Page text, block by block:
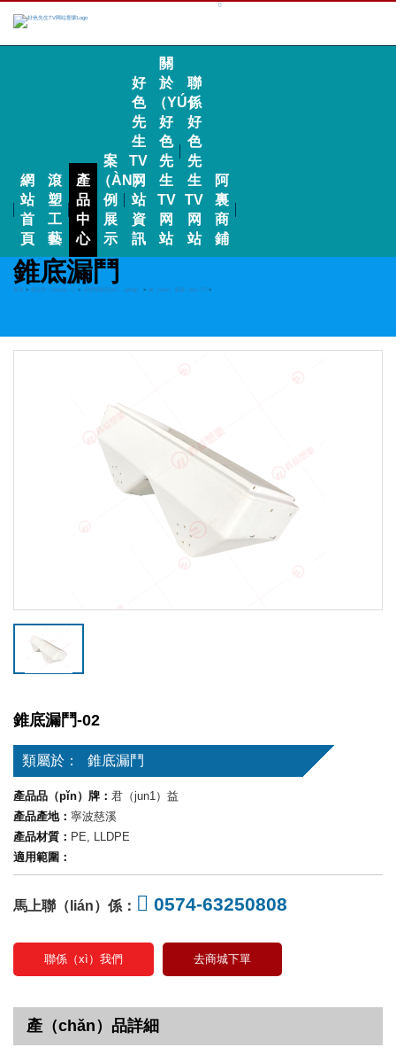
網
站
首
頁
滾
塑
工
藝
產
品
中
心
案
（ÀN）
例
展
示
好
色
先
生
TV
网
站
資
訊
關
於
（YÚ）
好
色
先
生
TV
网
站
聯
係
好
色
先
生
TV
网
站
阿
裏
商
鋪
錐底漏鬥
首頁 > 產品中（zhōng）心 > 滾塑開發與加工（gōng） > 錐（zhuī）底漏（lòu）鬥 >
錐底漏鬥-02
類屬於： 錐底漏鬥
產品品（pǐn）牌： 君（jun1）益
產品產地： 寧波慈溪
產品材質： PE, LLDPE
適用範圍：
馬上聯（lián）係： 0574-63250808
聯係（xì）我們 去商城下單
產（chǎn）品詳細